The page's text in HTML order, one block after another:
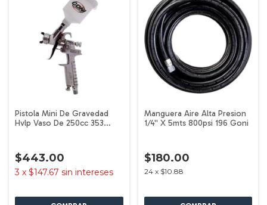
Pistola Mini De Gravedad
Hvlp Vaso De 250cc 353
$443.00
3 x $147.67 sin intereses
Manguera Aire Alta Presion
1/4'' X 5mts 800psi 196 Goni
$180.00
24 x $10.88